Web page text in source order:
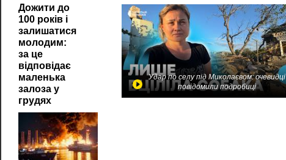
Дожити до
100 років і
залишатися
молодим:
за це
відповідає
маленька
залоза у
грудях
Удар по селу під Миколаєвом: очевидці
повідомили подробиці